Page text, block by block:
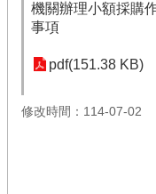
機關辦理小額採購
事項
pdf(151.38 KB)
修改時間：114-07-02